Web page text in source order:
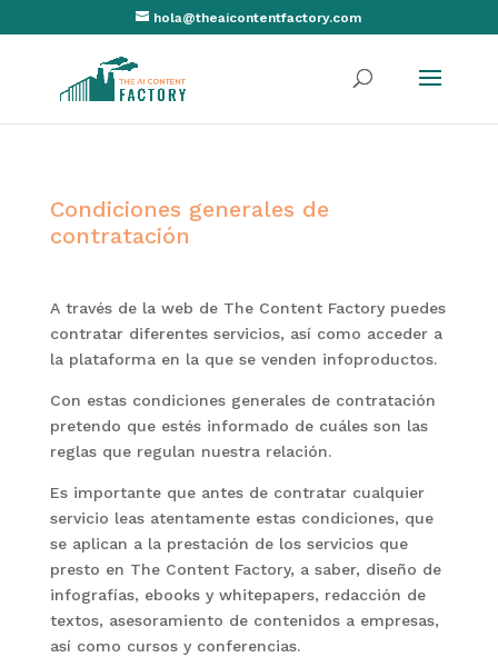
hola@theaicontentfactory.com
Condiciones generales de
contratación
A través de la web de The Content Factory puedes
contratar diferentes servicios, así como acceder a
la plataforma en la que se venden infoproductos.
Con estas condiciones generales de contratación
pretendo que estés informado de cuáles son las
reglas que regulan nuestra relación.
Es importante que antes de contratar cualquier
servicio leas atentamente estas condiciones, que
se aplican a la prestación de los servicios que
presto en The Content Factory, a saber, diseño de
infografías, ebooks y whitepapers, redacción de
textos, asesoramiento de contenidos a empresas,
así como cursos y conferencias.